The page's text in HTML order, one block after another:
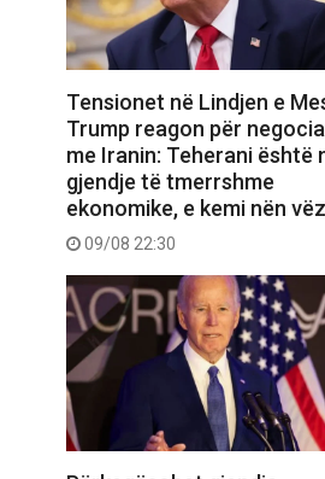
Tensionet në Lindjen e
Trump reagon për
me Iranin: Teherani është
gjendje të tmerrshme
ekonomike, e kemi nën
09/08 22:30